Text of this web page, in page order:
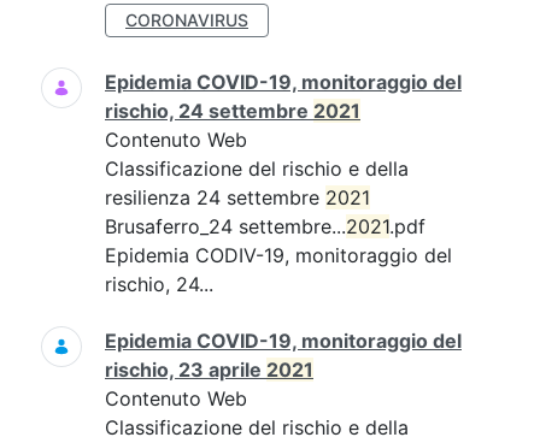
CORONAVIRUS
Epidemia COVID-19, monitoraggio del
rischio, 24 settembre 2021
Contenuto Web
Classificazione del rischio e della
resilienza 24 settembre 2021
Brusaferro_24 settembre...2021.pdf
Epidemia CODIV-19, monitoraggio del
rischio, 24...
Epidemia COVID-19, monitoraggio del
rischio, 23 aprile 2021
Contenuto Web
Classificazione del rischio e della